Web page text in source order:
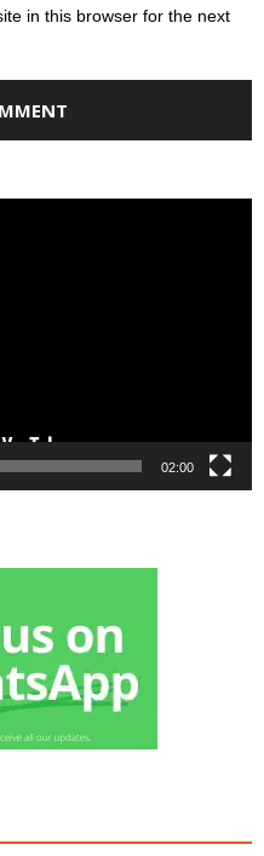
in this browser for the next
02:00